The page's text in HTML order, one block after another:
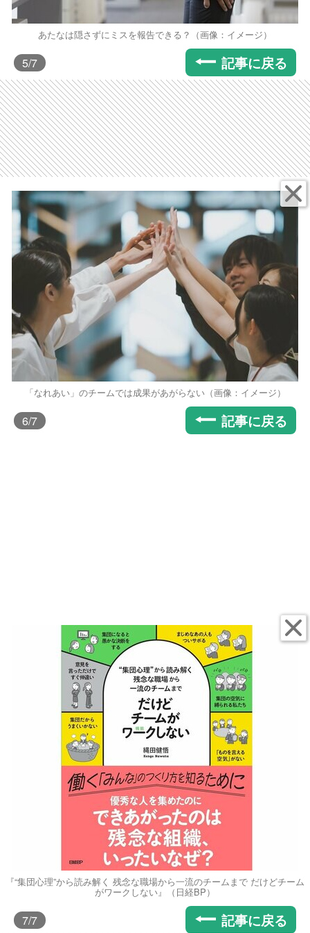
あたなは隠さずにミスを報告できる？（画像：イメージ）
5/7 記事に戻る
「なれあい」のチームでは成果があがらない（画像：イメージ）
6/7 記事に戻る
『“集団心理”から読み解く 残念な職場から一流のチームまで だけどチーム
がワークしない』（日経BP）
7/7 記事に戻る